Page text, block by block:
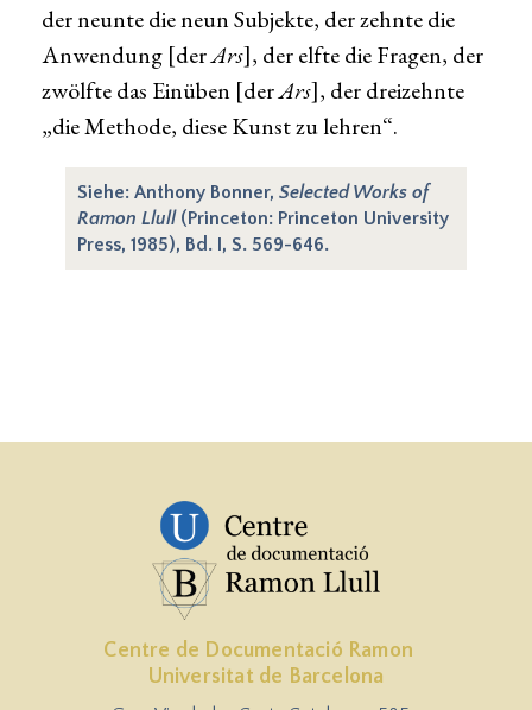
der neunte die neun Subjekte, der zehnte die
Anwendung [derArs], der elfte die Fragen, der
zwölfte das Einüben [derArs], der dreizehnte
„die Methode, diese Kunst zu lehren“.
Siehe: Anthony Bonner, Selected Works of
Ramon Llull(Princeton: Princeton University
Press, 1985), Bd. I, S. 569-646.
Centre de Documentació Ramon
Universitat de Barcelona